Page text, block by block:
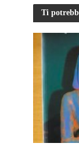
Ti